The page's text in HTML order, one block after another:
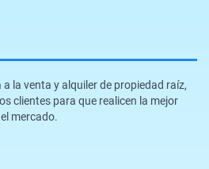
la venta y alquiler de propiedad raíz,
clientes para que realicen la mejor
mercado.